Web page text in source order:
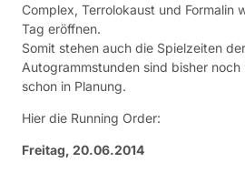
Complex, Terrolokaust und Formalin
Tag eröffnen.
Somit stehen auch die Spielzeiten
Autogrammstunden sind bisher
schon in Planung.
Hier die Running Order:
Freitag, 20.06.2014